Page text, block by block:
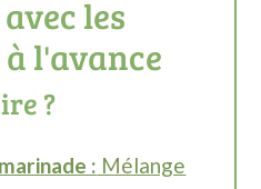
les
l'avance
?
: Mélange